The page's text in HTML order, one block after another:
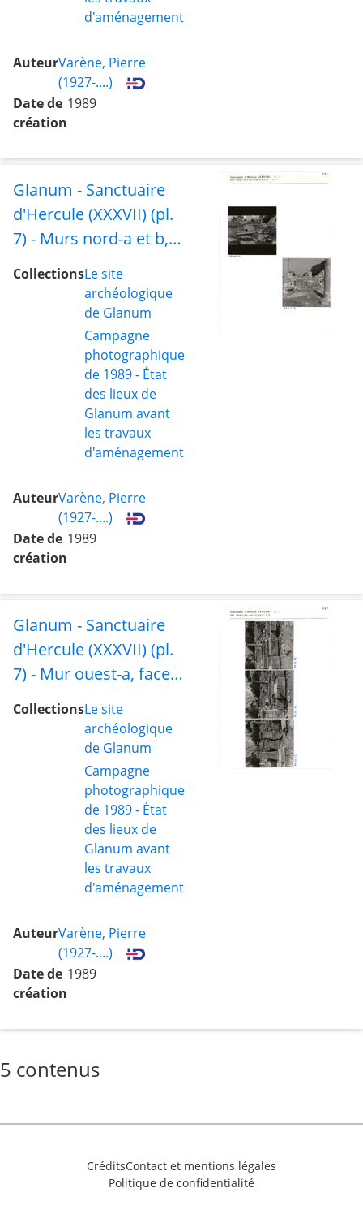
d'aménagement
AuteurVarène, Pierre
(1927-....)
Date de
création
1989
Glanum - Sanctuaire
d'Hercule (XXXVII) (pl.
7) - Murs nord-a et b,
faces sud, et blocs 6, 7
CollectionsLe site
archéologique
de Glanum
Campagne
photographique
de 1989 - État
des lieux de
Glanum avant
les travaux
d'aménagement
AuteurVarène, Pierre
(1927-....)
Date de
création
1989
Glanum - Sanctuaire
d'Hercule (XXXVII) (pl.
7) - Mur ouest-a, face
ouest, et blocs 7 à 10
CollectionsLe site
archéologique
de Glanum
Campagne
photographique
de 1989 - État
des lieux de
Glanum avant
les travaux
d'aménagement
AuteurVarène, Pierre
(1927-....)
Date de
création
1989
5 contenus
CréditsContact et mentions légales
Politique de confidentialité